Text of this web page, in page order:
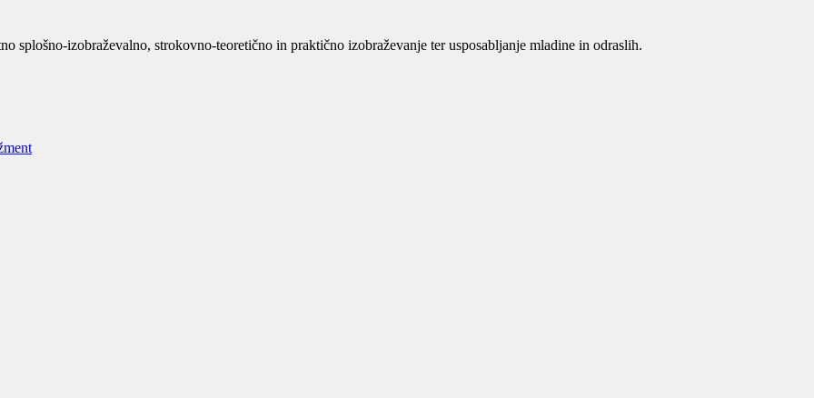
splošno-izobraževalno, strokovno-teoretično in praktično izobraževanje ter usposabljanje mladine in odraslih.